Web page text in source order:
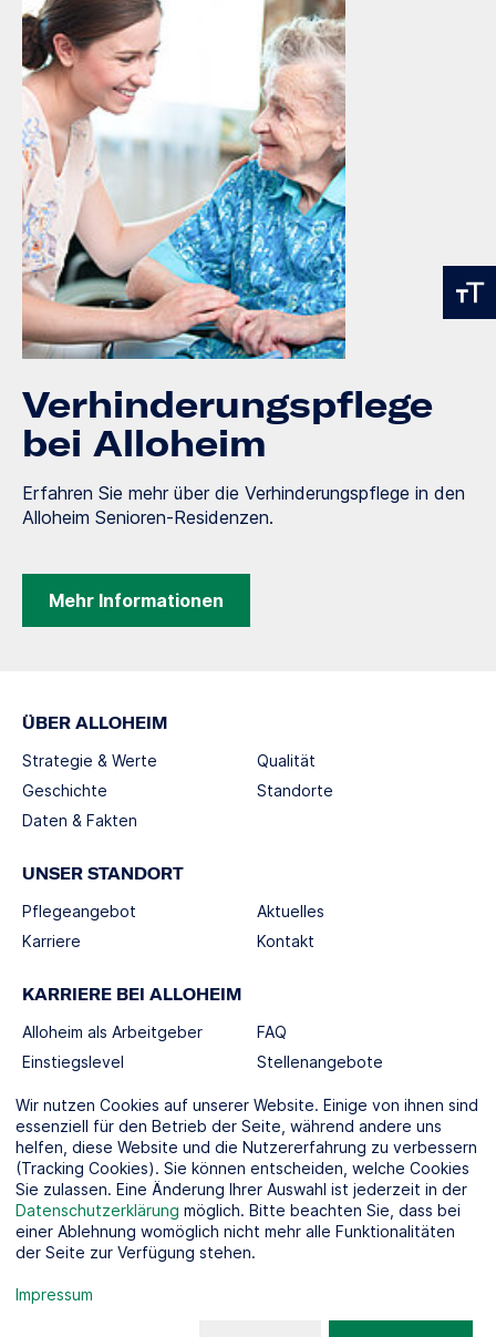
Verhinderungspflege
bei Alloheim
Erfahren Sie mehr über die Verhinderungspflege in den
Alloheim Senioren-Residenzen.
Mehr Informationen
ÜBER ALLOHEIM
Strategie & Werte
Geschichte
Daten & Fakten
Qualität
Standorte
UNSER STANDORT
Pflegeangebot
Karriere
Aktuelles
Kontakt
KARRIERE BEI ALLOHEIM
Alloheim als Arbeitgeber
Einstiegslevel
FAQ
Stellenangebote
SOCIAL MEDIA
KOOPERATIONSPARTNER
Wir nutzen Cookies auf unserer Website. Einige von ihnen sind
essenziell für den Betrieb der Seite, während andere uns
helfen, diese Website und die Nutzererfahrung zu verbessern
(Tracking Cookies). Sie können entscheiden, welche Cookies
Sie zulassen. Eine Änderung Ihrer Auswahl ist jederzeit in der
Datenschutzerklärung möglich. Bitte beachten Sie, dass bei
einer Ablehnung womöglich nicht mehr alle Funktionalitäten
der Seite zur Verfügung stehen.
Impressum